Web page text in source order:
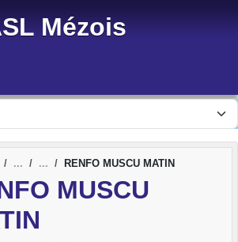
Mézois
RENFO MUSCU MATIN
MUSCU
cookies